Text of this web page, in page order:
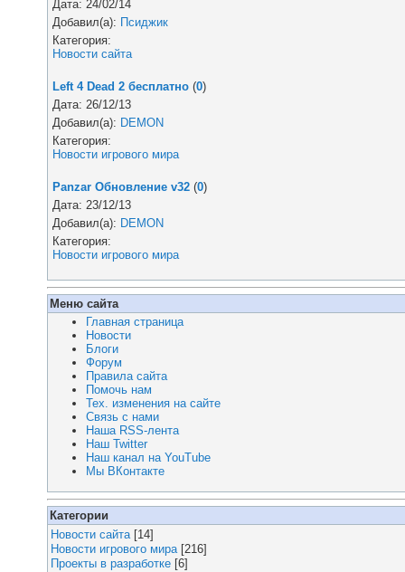
Дата: 24/02/14
Добавил(а): Псиджик
Категория:
Новости сайта
Left 4 Dead 2 бесплатно (0)
Дата: 26/12/13
Добавил(а): DEMON
Категория:
Новости игрового мира
Panzar Обновление v32 (0)
Дата: 23/12/13
Добавил(а): DEMON
Категория:
Новости игрового мира
Меню сайта
Главная страница
Новости
Блоги
Форум
Правила сайта
Помочь нам
Тех. изменения на сайте
Связь с нами
Наша RSS-лента
Наш Twitter
Наш канал на YouTube
Мы ВКонтакте
Категории
Новости сайта [14]
Новости игрового мира [216]
Проекты в разработке [6]